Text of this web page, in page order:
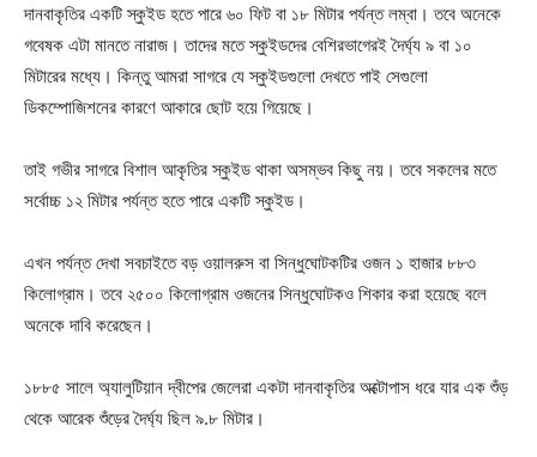
দানবাকৃতির একটি স্কুইড হতে পারে ৬০ ফিট বা ১৮ মিটার পর্যন্ত লম্বা। তবে অনেকে
গবেষক এটা মানতে নারাজ। তাদের মতে স্কুইডদের বেশিরভাগেরই দৈর্ঘ্য ৯ বা ১০
মিটারের মধ্যে। কিন্তু আমরা সাগরে যে স্কুইডগুলো দেখতে পাই সেগুলো
ডিকম্পোজিশনের কারণে আকারে ছোট হয়ে গিয়েছে।
তাই গভীর সাগরে বিশাল আকৃতির স্কুইড থাকা অসম্ভব কিছু নয়। তবে সকলের মতে
সর্বোচ্চ ১২ মিটার পর্যন্ত হতে পারে একটি স্কুইড।
এখন পর্যন্ত দেখা সবচাইতে বড় ওয়ালরুস বা সিন্ধুঘোটকটির ওজন ১ হাজার ৮৮৩
কিলোগ্রাম। তবে ২৫০০ কিলোগ্রাম ওজনের সিন্ধুঘোটকও শিকার করা হয়েছে বলে
অনেকে দাবি করেছেন।
১৮৮৫ সালে অ্যালুটিয়ান দ্বীপের জেলেরা একটা দানবাকৃতির অক্টোপাস ধরে যার এক শুঁড়
থেকে আরেক শুঁড়ের দৈর্ঘ্য ছিল ৯.৮ মিটার।